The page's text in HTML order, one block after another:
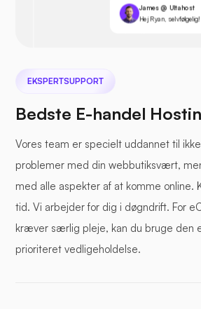
James @ Ultahost
Hej Ryan,
EKSPERTSUPPORT
Bedste E-handel
Vores team er specielt uddannet til
problemer med din webbutiksvært,
med alle aspekter af at komme online.
tid. Vi arbejder for dig i døgndrift. For
kræver særlig pleje, kan du bruge den
prioriteret vedligeholdelse.